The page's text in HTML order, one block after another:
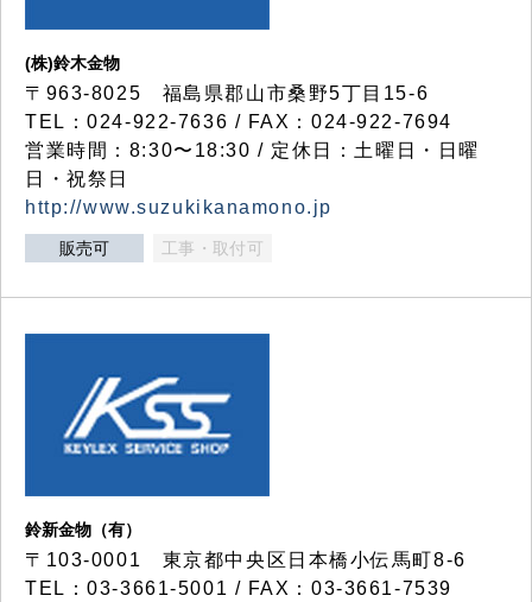
(株)鈴木金物
〒963-8025 福島県郡山市桑野5丁目15-6
TEL：024-922-7636 / FAX：024-922-7694
営業時間：8:30〜18:30 / 定休日：土曜日・日曜
日・祝祭日
http://www.suzukikanamono.jp
販売可 工事・取付可
鈴新金物（有）
〒103-0001 東京都中央区日本橋小伝馬町8-6
TEL：03-3661-5001 / FAX：03-3661-7539